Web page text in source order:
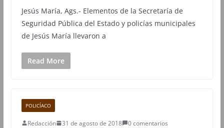
Jesús María, Ags.- Elementos de la Secretaría de
Seguridad Pública del Estado y policías municipales
de Jesús María llevaron a
Read More
POLICÍACO
Redacción 31 de agosto de 2018
0 comentarios